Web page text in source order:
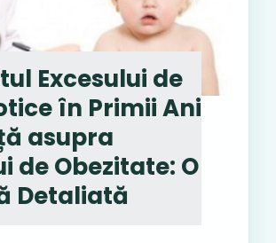
Excesului de
în Primii Ani
asupra
de Obezitate: O
Detaliată